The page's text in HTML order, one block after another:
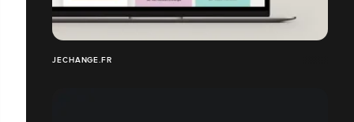
JECHANGE.FR